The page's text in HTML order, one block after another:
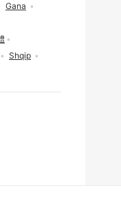
Shqip
Gana